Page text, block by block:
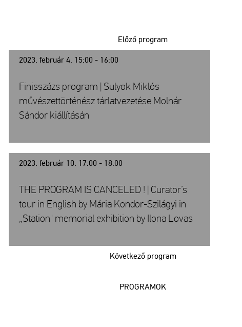
2023. február 4. 15:00 - 16:00
Előző program
Finisszázs program | Sulyok Miklós
művészettörténész tárlatvezetése Molnár
Sándor kiállításán
2023. február 10. 17:00 - 18:00
Következő program
THE PROGRAM IS CANCELED ! | Curator’s
tour in English by Mária Kondor-Szilágyi in
„Station" memorial exhibition by Ilona Lovas
PROGRAMOK